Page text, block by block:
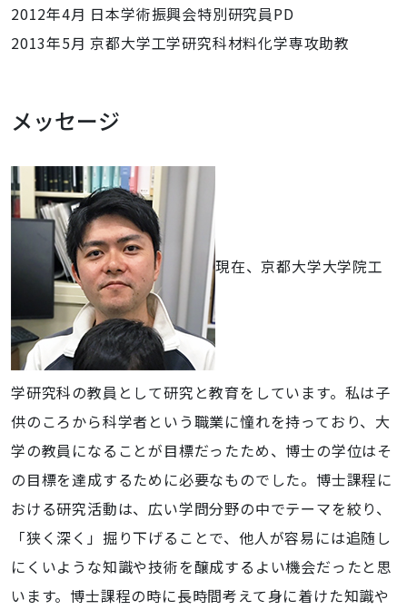
2012年4月 日本学術振興会特別研究員PD
2013年5月 京都大学工学研究科材料化学専攻助教
メッセージ
現在、京都大学大学院工
学研究科の教員として研究と教育をしています。私は子
供のころから科学者という職業に憧れを持っており、大
学の教員になることが目標だったため、博士の学位はそ
の目標を達成するために必要なものでした。博士課程に
おける研究活動は、広い学問分野の中でテーマを絞り、
「狭く深く」掘り下げることで、他人が容易には追随し
にくいような知識や技術を醸成するよい機会だったと思
います。博士課程の時に長時間考えて身に着けた知識や